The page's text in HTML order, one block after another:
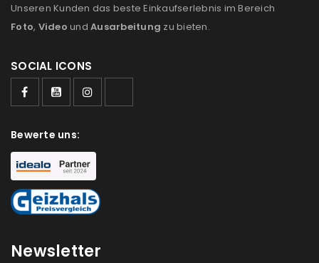
Unseren Kunden das beste Einkaufserlebnis im Bereich
Foto, Video und Ausarbeitung zu bieten.
SOCIAL ICONS
Bewerte uns:
Newsletter